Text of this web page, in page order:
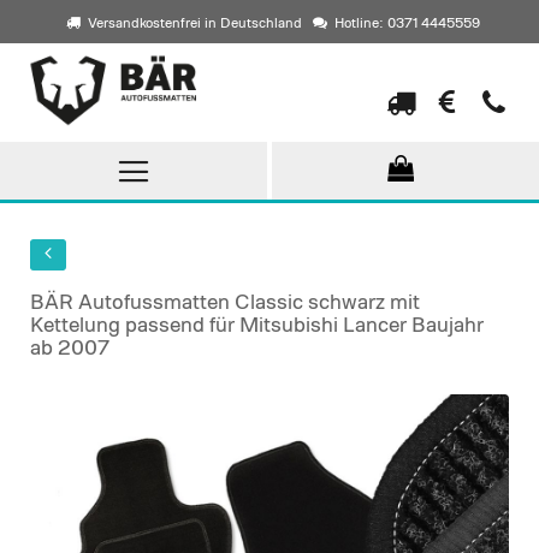
Versandkostenfrei in Deutschland Hotline: 0371 4445559
Direkt
zum
Inhalt
BÄR Autofussmatten Classic schwarz mit
Kettelung passend für Mitsubishi Lancer Baujahr
ab 2007